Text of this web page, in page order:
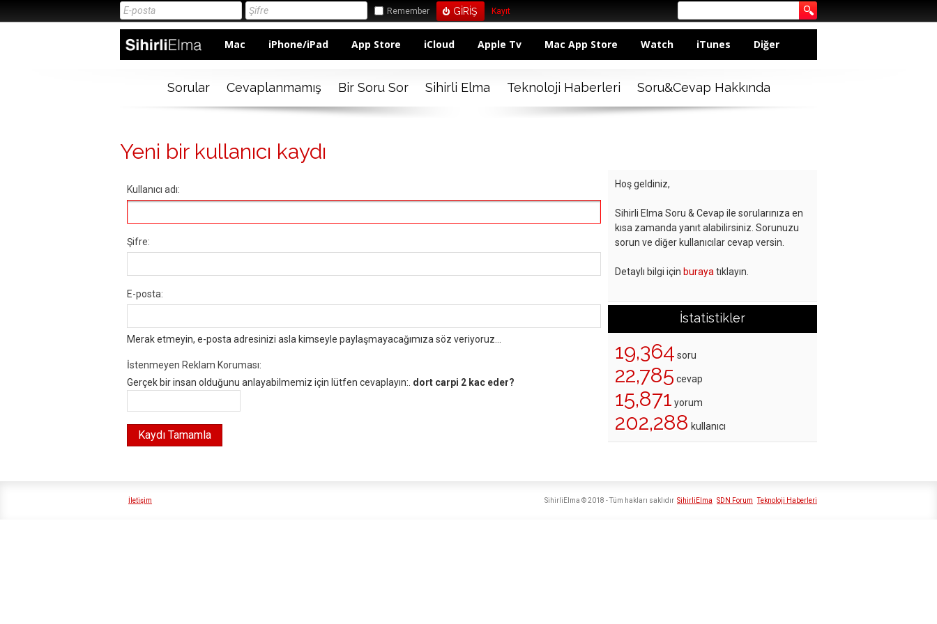
Remember Kayıt
Mac iPhone/iPad App Store iCloud Apple Tv Mac App Store Watch iTunes Diğer
Sorular Cevaplanmamış Bir Soru Sor Sihirli Elma Teknoloji Haberleri Soru&Cevap Hakkında
Yeni bir kullanıcı kaydı
Kullanıcı adı:
Şifre:
E-posta:
Merak etmeyin, e-posta adresinizi asla kimseyle paylaşmayacağımıza söz veriyoruz...
İstenmeyen Reklam Koruması:
Gerçek bir insan olduğunu anlayabilmemiz için lütfen cevaplayın:. dort carpi 2 kac eder?
Hoş geldiniz,
Sihirli Elma Soru & Cevap ile sorularınıza en
kısa zamanda yanıt alabilirsiniz. Sorunuzu
sorun ve diğer kullanıcılar cevap versin.
Detaylı bilgi için buraya tıklayın.
İstatistikler
19,364 soru
22,785 cevap
15,871 yorum
202,288 kullanıcı
İletişim SihirliElma SDN Forum Teknoloji Haberleri
SihirliElma © 2018 - Tüm hakları saklıdır